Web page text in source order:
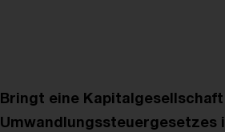
Bringt eine
Umwandlungssteuergesetzes